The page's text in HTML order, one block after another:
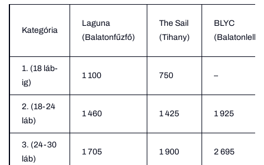
Kategória
Laguna
(Balatonfűzfő)
The Sail
(Tihany)
BLYC
(Balatonlelle)
1. (18 láb-
ig)
1 100 750 –
2. (18-24
láb)
1 460 1 425 1 925
3. (24-30
láb)
1 705 1 900 2 695